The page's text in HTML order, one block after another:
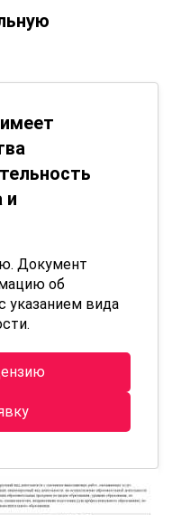
и
Документ
об
указанием вида